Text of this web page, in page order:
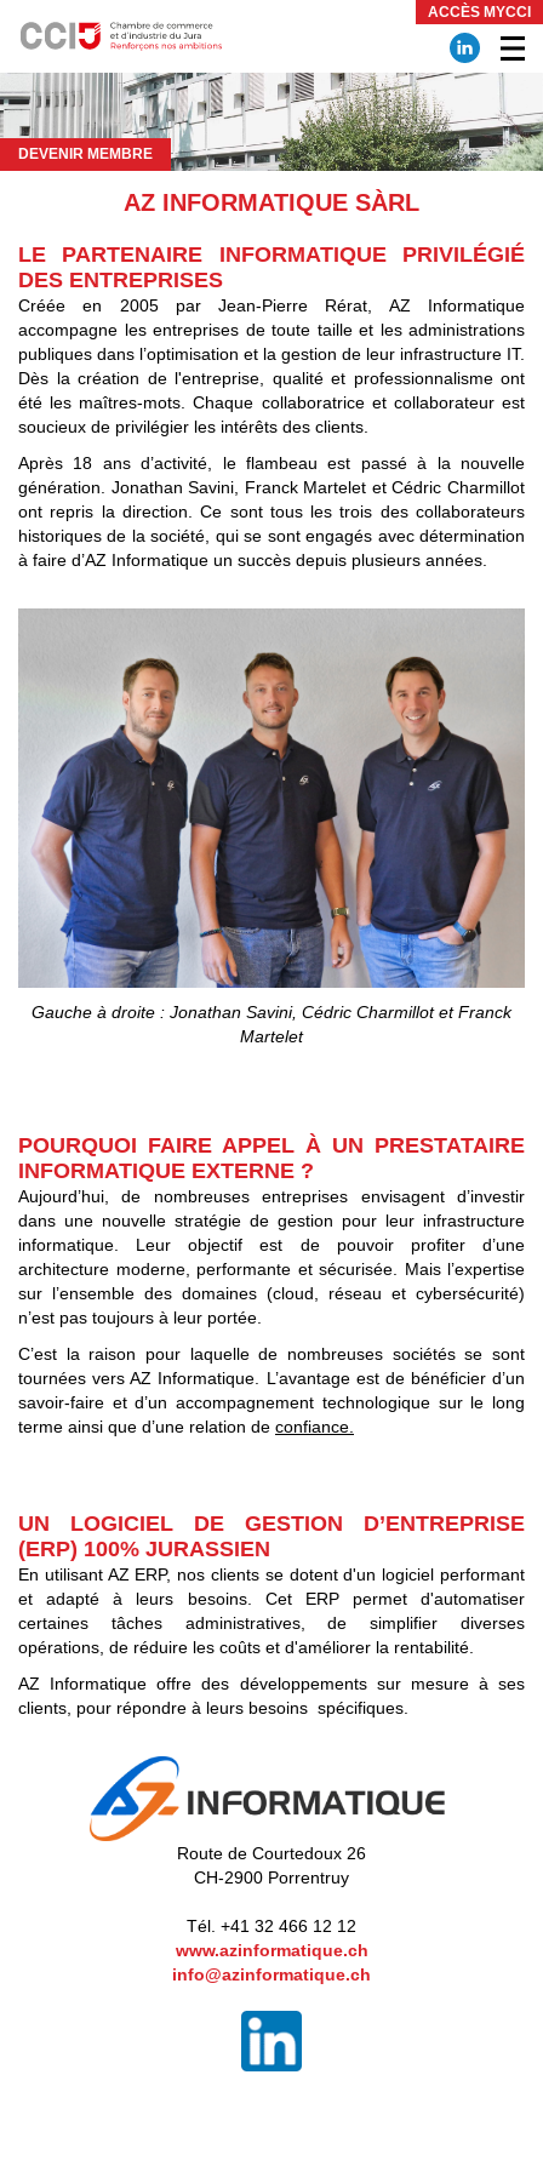
ACCÈS MYCCI
DEVENIR MEMBRE
AZ INFORMATIQUE SÀRL
LE PARTENAIRE INFORMATIQUE PRIVILÉGIÉ
DES ENTREPRISES
Créée en 2005 par Jean-Pierre Rérat, AZ Informatique
accompagne les entreprises de toute taille et les administrations
publiques dans l’optimisation et la gestion de leur infrastructure IT.
Dès la création de l'entreprise, qualité et professionnalisme ont
été les maîtres-mots. Chaque collaboratrice et collaborateur est
soucieux de privilégier les intérêts des clients.
Après 18 ans d’activité, le flambeau est passé à la nouvelle
génération. Jonathan Savini, Franck Martelet et Cédric Charmillot
ont repris la direction. Ce sont tous les trois des collaborateurs
historiques de la société, qui se sont engagés avec détermination
à faire d’AZ Informatique un succès depuis plusieurs années.
Gauche à droite : Jonathan Savini, Cédric Charmillot et Franck
Martelet
POURQUOI FAIRE APPEL À UN PRESTATAIRE
INFORMATIQUE EXTERNE ?
Aujourd’hui, de nombreuses entreprises envisagent d’investir
dans une nouvelle stratégie de gestion pour leur infrastructure
informatique. Leur objectif est de pouvoir profiter d’une
architecture moderne, performante et sécurisée. Mais l’expertise
sur l’ensemble des domaines (cloud, réseau et cybersécurité)
n’est pas toujours à leur portée.
C’est la raison pour laquelle de nombreuses sociétés se sont
tournées vers AZ Informatique. L’avantage est de bénéficier d’un
savoir-faire et d’un accompagnement technologique sur le long
terme ainsi que d’une relation de confiance.
UN LOGICIEL DE GESTION D’ENTREPRISE
(ERP) 100% JURASSIEN
En utilisant AZ ERP, nos clients se dotent d'un logiciel performant
et adapté à leurs besoins. Cet ERP permet d'automatiser
certaines tâches administratives, de simplifier diverses
opérations, de réduire les coûts et d'améliorer la rentabilité.
AZ Informatique offre des développements sur mesure à ses
clients, pour répondre à leurs besoins spécifiques.
Route de Courtedoux 26
CH-2900 Porrentruy
Tél. +41 32 466 12 12
www.azinformatique.ch
info@azinformatique.ch